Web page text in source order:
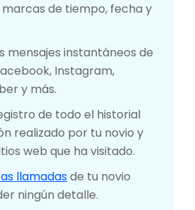
marcas de tiempo, fecha y
mensajes instantáneos de
Instagram,
y más.
de todo el historial
realizado por tu novio y
web que ha visitado.
llamadasde tu novio
ningún detalle.